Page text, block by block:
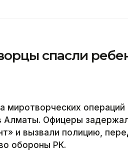
спасли
миротворческих
Алматы. Офицеры
и вызвали полицию,
обороны РК.